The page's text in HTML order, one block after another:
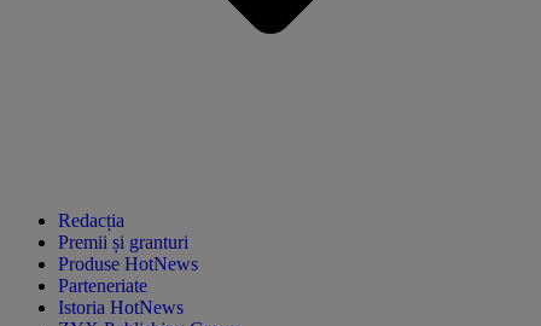
Redacția
Premii și granturi
Produse HotNews
Parteneriate
Istoria HotNews